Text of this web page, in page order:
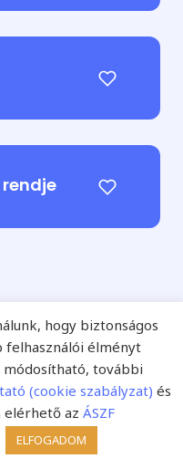
és a nyomtatott
kiadója aStarkiss
és Szolgáltató Kft
hogy biztonságos
felhasználói élményt
módosítható, további
(cookie szabályzat) és
elérhető az ÁSZF
ELFOGADOM